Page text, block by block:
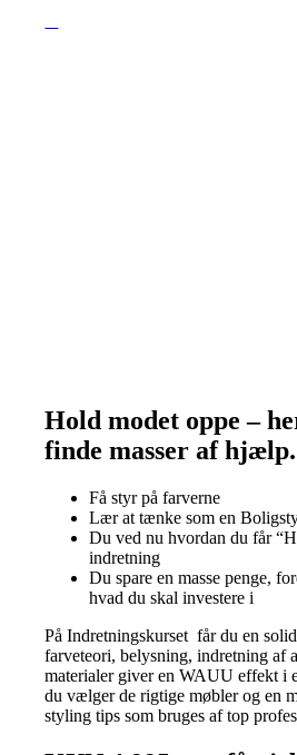
Hold modet oppe –
finde masser af hjælp.
Få styr på farverne
Lær at tænke som en
Du ved nu hvordan du får
indretning
Du spare en masse penge,
hvad du skal investere i
På Indretningskurset får du en
farveteori, belysning, indretning af
materialer giver en WAUU effekt i
du vælger de rigtige møbler og en
styling tips som bruges af top